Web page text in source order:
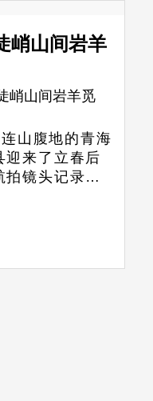
峭山间岩羊
峭山间岩羊觅
山腹地的青海
迎来了立春后
拍镜头记录下
雪茫茫形成
食。 近年
被覆盖率明显